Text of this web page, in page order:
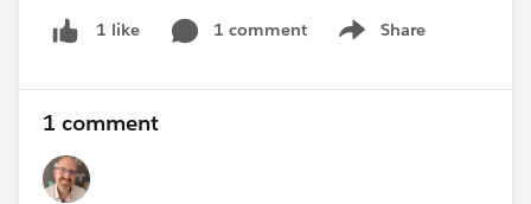
https://frenchtouchdreamin.com
1 like 1 comment Share
Show menu
1 comment